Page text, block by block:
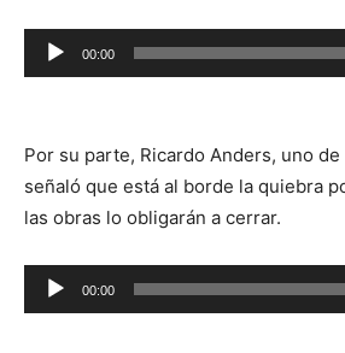
Reproductor
de
00:00
Por su parte, Ricardo Anders, uno
señaló que está al borde la quiebra
las obras lo obligarán a cerrar.
Reproductor
de
00:00